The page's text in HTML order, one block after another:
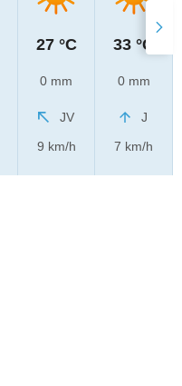
27 °C
0 mm
JV
9 km/h
33 °C
0 mm
J
7 km/h